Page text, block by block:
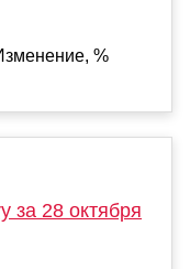
%
за 28 октября